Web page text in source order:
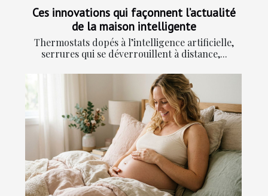
Ces innovations qui façonnent l’actualité
de la maison intelligente
Thermostats dopés à l’intelligence artificielle,
serrures qui se déverrouillent à distance,...